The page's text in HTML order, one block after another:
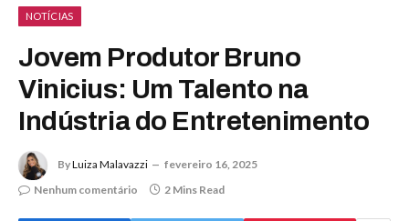
NOTÍCIAS
Jovem Produtor Bruno
Vinicius: Um Talento na
Indústria do Entretenimento
ByLuiza Malavazzi
fevereiro 16, 2025
Nenhum comentário
2 Mins Read